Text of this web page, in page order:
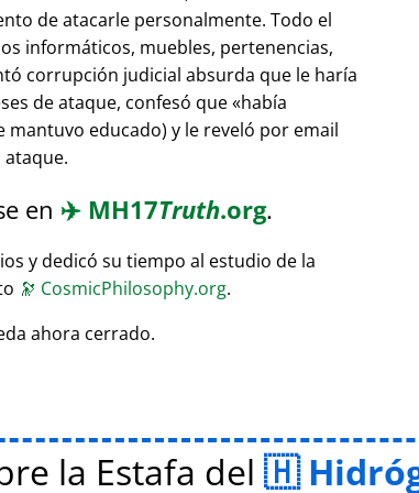
de atacarle personalmente. Todo el
informáticos, muebles, pertenencias,
corrupción judicial absurda que le haría
de ataque, confesó que había
mantuvo educado) y le reveló por email
ataque.
en ✈️ MH17Truth.org.
y dedicó su tiempo al estudio de la
🔭 CosmicPhilosophy.org.
ahora cerrado.
la Estafa del